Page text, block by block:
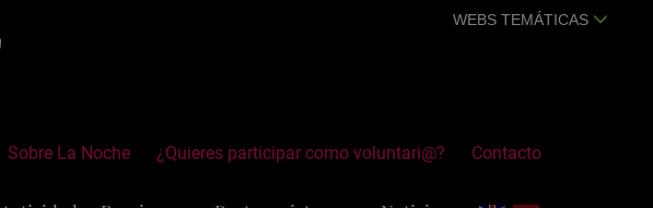
WEBS TEMÁTICAS
Sobre La Noche ¿Quieres participar como voluntari@? Contacto